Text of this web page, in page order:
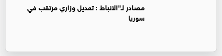
‏مصادر لـ"الانباط : تعديل وزاري مرتقب في
سوريا